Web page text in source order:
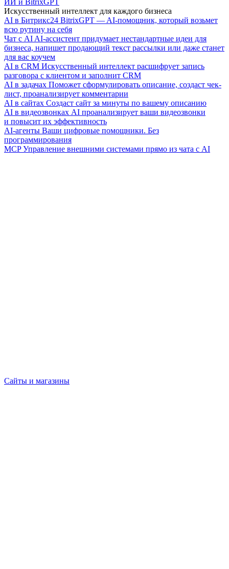
ИИ и BitrixGPT
Искусственный интеллект для каждого бизнеса
AI в Битрикс24 BitrixGPT — AI-помощник, который возьмет
всю рутину на себя
Чат с AI AI-ассистент придумает нестандартные идеи для
бизнеса, напишет продающий текст рассылки или даже станет
для вас коучем
AI в CRM Искусственный интеллект расшифрует запись
разговора с клиентом и заполнит CRM
AI в задачах Поможет сформулировать описание, создаст чек-
лист, проанализирует комментарии
AI в сайтах Создаст сайт за минуты по вашему описанию
AI в видеозвонках AI проанализирует ваши видеозвонки
и повысит их эффективность
AI-агенты Ваши цифровые помощники. Без
программирования
MCP Управление внешними системами прямо из чата с AI
Сайты и магазины